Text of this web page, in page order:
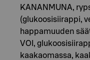
KANANMUNA,
(glukoosisiirappi,
happamuuden
VOI,
kaakaomassa,